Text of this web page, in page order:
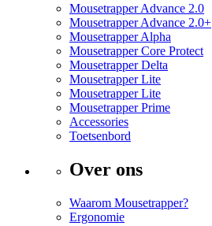
Mousetrapper Advance 2.0
Mousetrapper Advance 2.0+
Mousetrapper Alpha
Mousetrapper Core Protect
Mousetrapper Delta
Mousetrapper Lite
Mousetrapper Lite
Mousetrapper Prime
Accessories
Toetsenbord
Over ons
Waarom Mousetrapper?
Ergonomie